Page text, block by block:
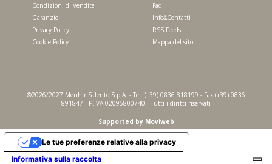
Condizioni di Vendita
Garanzie
Privacy Policy
Cookie Policy
Faq
Info&Contatti
RSS Feeds
Mappa del sito
©2026/2027 Menhir Salento S.p.A. - Tel. (+39) 0836 818199 - Fax (+39) 0836
891847 - P.IVA 02095800740 - Tutti i diritti riservati
Supported by Moviweb
Informativa sulla raccolta
Le tue preferenze relative alla privacy